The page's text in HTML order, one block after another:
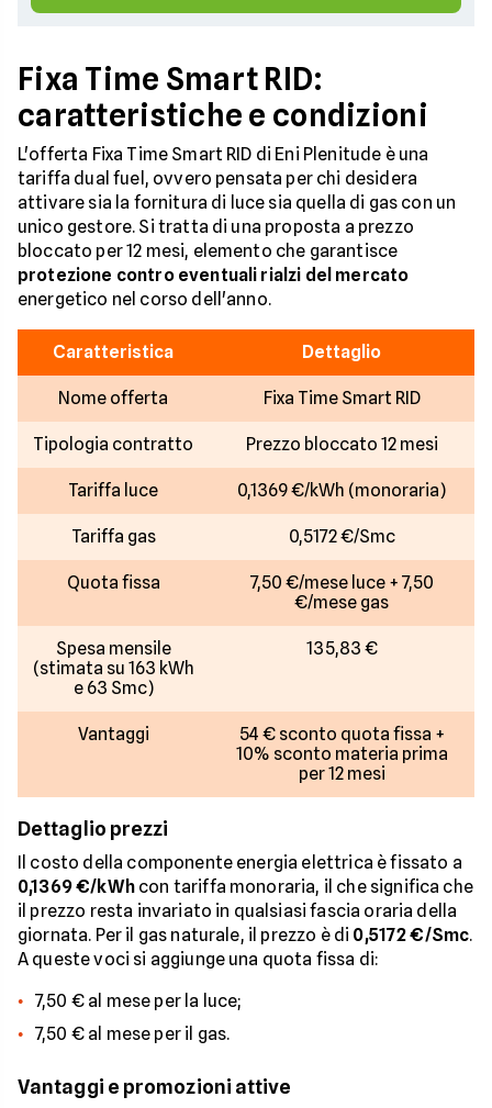
Fixa Time Smart RID:
caratteristiche e condizioni
L'offerta Fixa Time Smart RID di Eni Plenitude è una
tariffa dual fuel, ovvero pensata per chi desidera
attivare sia la fornitura di luce sia quella di gas con un
unico gestore. Si tratta di una proposta a prezzo
bloccato per 12 mesi, elemento che garantisce
protezione contro eventuali rialzi del mercato
energetico nel corso dell'anno.
Caratteristica Dettaglio
Nome offerta Fixa Time Smart RID
Tipologia contratto Prezzo bloccato 12 mesi
Tariffa luce 0,1369 €/kWh (monoraria)
Tariffa gas 0,5172 €/Smc
Quota fissa
7,50 €/mese luce + 7,50
€/mese gas
Spesa mensile
(stimata su 163 kWh
e 63 Smc)
135,83 €
Vantaggi
54 € sconto quota fissa +
10% sconto materia prima
per 12 mesi
Dettaglio prezzi
Il costo della componente energia elettrica è fissato a
0,1369 €/kWhcon tariffa monoraria, il che significa che
il prezzo resta invariato in qualsiasi fascia oraria della
giornata. Per il gas naturale, il prezzo è di 0,5172 €/Smc.
A queste voci si aggiunge una quota fissa di:
7,50 € al mese per la luce;
7,50 € al mese per il gas.
Vantaggi e promozioni attive